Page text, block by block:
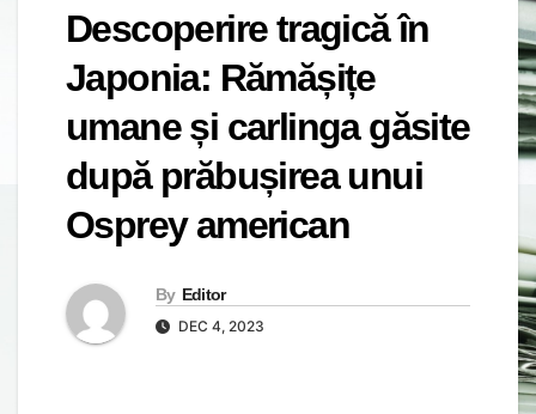
Descoperire tragică în
Japonia: Rămășițe
umane și carlinga găsite
după prăbușirea unui
Osprey american
By Editor
DEC 4, 2023